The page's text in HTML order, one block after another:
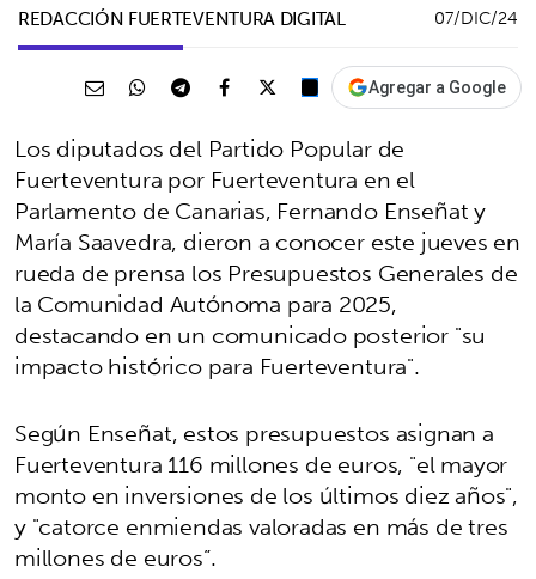
REDACCIÓN FUERTEVENTURA DIGITAL 07/DIC/24
Agregar a Google
Los diputados del Partido Popular de
Fuerteventura por Fuerteventura en el
Parlamento de Canarias, Fernando Enseñat y
María Saavedra, dieron a conocer este jueves en
rueda de prensa los Presupuestos Generales de
la Comunidad Autónoma para 2025,
destacando en un comunicado posterior "su
impacto histórico para Fuerteventura".
Según Enseñat, estos presupuestos asignan a
Fuerteventura 116 millones de euros, "el mayor
monto en inversiones de los últimos diez años",
y "catorce enmiendas valoradas en más de tres
millones de euros”.